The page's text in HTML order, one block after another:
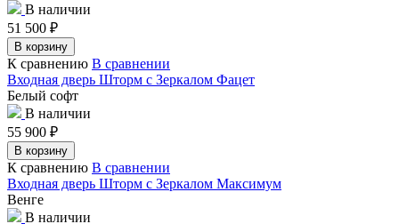
В наличии
51 500 ₽
В корзину
К сравнению В сравнении
Входная дверь Шторм с Зеркалом Фацет
Белый софт
В наличии
55 900 ₽
В корзину
К сравнению В сравнении
Входная дверь Шторм с Зеркалом Максимум
Венге
В наличии